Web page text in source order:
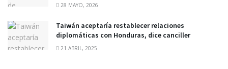
28 MAYO, 2026
Taiwán aceptaría restablecer relaciones
diplomáticas con Honduras, dice canciller
21 ABRIL, 2025